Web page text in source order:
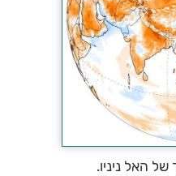
של האל ניניו.